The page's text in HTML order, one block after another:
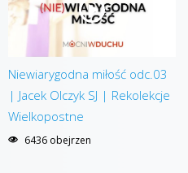
Niewiarygodna miłość odc.03
| Jacek Olczyk SJ | Rekolekcje
Wielkopostne
6436 obejrzen